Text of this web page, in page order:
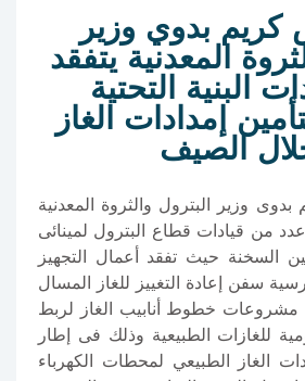
كريم بدوي وزير
المعدنية يتفقد
البنية التحتية
إمدادات الغاز
وزير البترول والثروة المعدنية
من قيادات قطاع البترول لمينائى
السخنة حيث تفقد أعمال التجهيز
سفن إعادة التغييز للغاز المسال
مشروعات خطوط أنابيب الغاز لربط
للغازات الطبيعية وذلك فى إطار
الغاز الطبيعي لمحطات الكهرباء